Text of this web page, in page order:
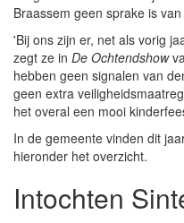
Braassem geen sprake is
'Bij ons zijn er, net als vorig
zegt ze in De Ochtendshow
hebben geen signalen van
geen extra
het overal een mooi
In de gemeente vinden dit
hieronder het overzicht.
Intochten